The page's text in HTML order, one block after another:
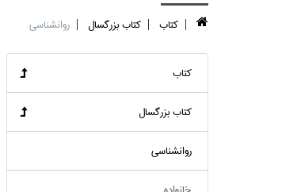
كتاب
كتاب بزرگسال روانشناسي
كتاب
كتاب بزرگسال
روانشناسي